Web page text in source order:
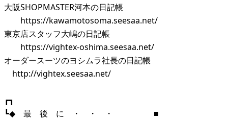
大阪SHOPMASTER河本の日記帳
https://kawamotosoma.seesaa.net/
東京店スタッフ大嶋の日記帳
https://vightex-oshima.seesaa.net/
オーダースーツのヨシムラ社長の日記帳
http://vightex.seesaa.net/
┏┓
┗◆ 最 後 に ・ ・ ・ ■